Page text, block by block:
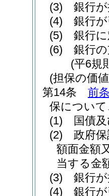
(3)
銀行
(4)
銀行
(5)
銀行
(6)
銀行
(平6規
(担保の価
第14条
前
保について
(1)
国債
(2)
政府
額面金額
当する金
(3)
銀行
(4)
銀行